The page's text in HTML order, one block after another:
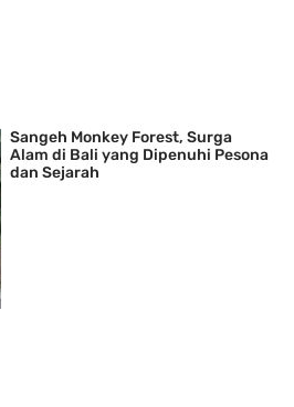
Sangeh Monkey Forest, Surga
Alam di Bali yang Dipenuhi Pesona
dan Sejarah